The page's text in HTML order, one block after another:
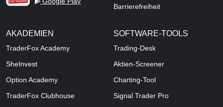
Barrierefreiheit
AKADEMIEN
TraderFox Academy
SheInvest
Option Academy
TraderFox Clubhouse
SOFTWARE-TOOLS
Trading-Desk
Aktien-Screener
Charting-Tool
Signal Trader Pro